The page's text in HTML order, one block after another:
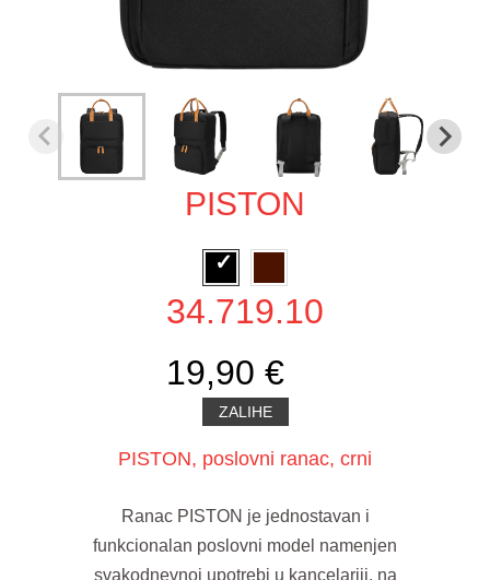
PISTON
34.719.10
19,90 €
ZALIHE
PISTON, poslovni ranac, crni
Ranac PISTON je jednostavan i
funkcionalan poslovni model namenjen
svakodnevnoj upotrebi u kancelariji, na